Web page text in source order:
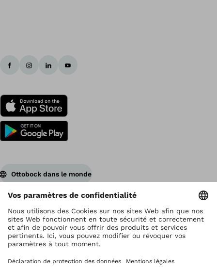
Ottobock dans le monde
Ottobock est titulaire du droit d’auteur
Paramètres de protection des données
Déclaration de confidentialité
Conditions d'utilisation